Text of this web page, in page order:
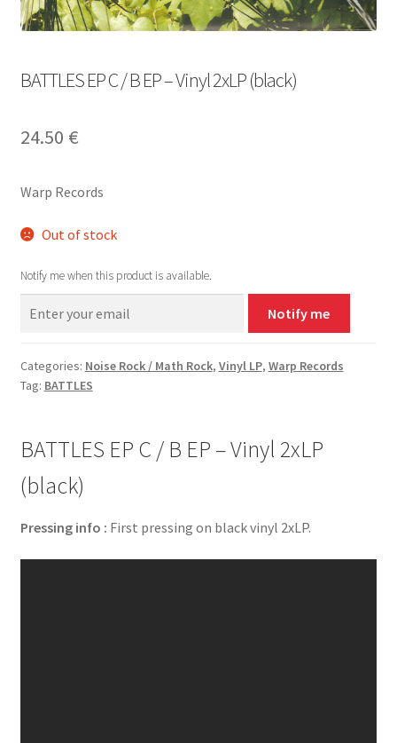
BATTLES EP C / B EP – Vinyl 2xLP (black)
24.50 €
Warp Records
Out of stock
Notify me when this product is available.
Notify me
Categories: Noise Rock / Math Rock, Vinyl LP, Warp Records
Tag: BATTLES
BATTLES EP C / B EP – Vinyl 2xLP
(black)
Pressing info : First pressing on black vinyl 2xLP.